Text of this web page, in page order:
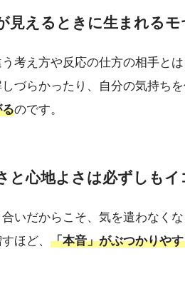
見えるときに生まれるモ
考え方や反応の仕方の相手と
づらかったり、自分の気持ち
のです。
と心地よさは必ずしも
いだからこそ、気を遣わなく
ほど、 「本音」がぶつかりや